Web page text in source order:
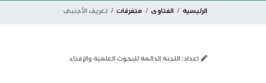
الرئيسية الفتاوى متفرقات تعريف الأجنبي
اعداد: اللجنة الدائمة للبحوث العلمية والإفتاء